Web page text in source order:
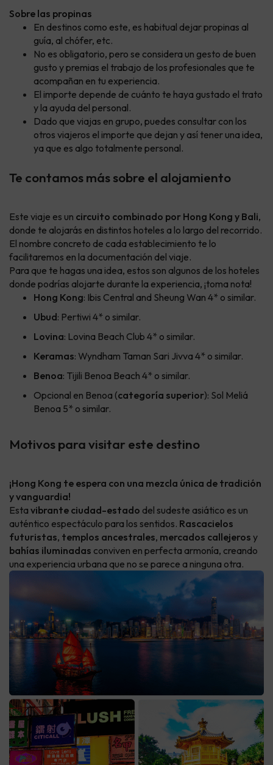
Sobre las propinas
En destinos como este, es habitual dejar propinas al
guía, al chófer, etc.
No es obligatorio, pero se considera un gesto de buen
gusto y premias el trabajo de los profesionales que te
acompañan en tu experiencia.
El importe depende de cuánto te haya gustado el trato
y la ayuda del personal.
Dado que viajas en grupo, puedes consultar con los
otros viajeros el importe que dejan y así tener una idea,
ya que es algo totalmente personal.
Te contamos más sobre el alojamiento
Este viaje es un circuito combinado por Hong Kong y Bali,
donde te alojarás en distintos hoteles a lo largo del recorrido.
El nombre concreto de cada establecimiento te lo
facilitaremos en la documentación del viaje.
Para que te hagas una idea, estos son algunos de los hoteles
donde podrías alojarte durante la experiencia, ¡toma nota!
Hong Kong: Ibis Central and Sheung Wan 4* o similar.
Ubud: Pertiwi 4* o similar.
Lovina: Lovina Beach Club 4* o similar.
Keramas: Wyndham Taman Sari Jivva 4* o similar.
Benoa: Tijili Benoa Beach 4* o similar.
Opcional en Benoa (categoría superior): Sol Meliá
Benoa 5* o similar.
Motivos para visitar este destino
¡Hong Kong te espera con una mezcla única de tradición
y vanguardia!
Esta vibrante ciudad-estado del sudeste asiático es un
auténtico espectáculo para los sentidos. Rascacielos
futuristas, templos ancestrales, mercados callejeros y
bahías iluminadas conviven en perfecta armonía, creando
una experiencia urbana que no se parece a ninguna otra.